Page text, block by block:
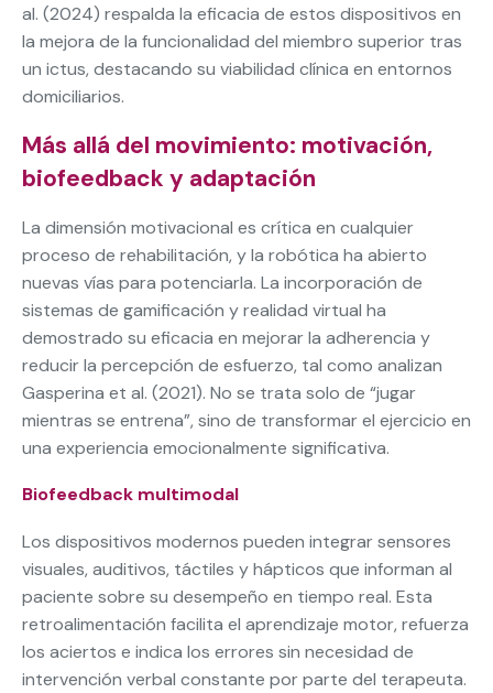
al. (2024) respalda la eficacia de estos dispositivos en
la mejora de la funcionalidad del miembro superior tras
un ictus, destacando su viabilidad clínica en entornos
domiciliarios.
Más allá del movimiento: motivación,
biofeedback y adaptación
La dimensión motivacional es crítica en cualquier
proceso de rehabilitación, y la robótica ha abierto
nuevas vías para potenciarla. La incorporación de
sistemas de gamificación y realidad virtual ha
demostrado su eficacia en mejorar la adherencia y
reducir la percepción de esfuerzo, tal como analizan
Gasperina et al. (2021). No se trata solo de “jugar
mientras se entrena”, sino de transformar el ejercicio en
una experiencia emocionalmente significativa.
Biofeedback multimodal
Los dispositivos modernos pueden integrar sensores
visuales, auditivos, táctiles y hápticos que informan al
paciente sobre su desempeño en tiempo real. Esta
retroalimentación facilita el aprendizaje motor, refuerza
los aciertos e indica los errores sin necesidad de
intervención verbal constante por parte del terapeuta.